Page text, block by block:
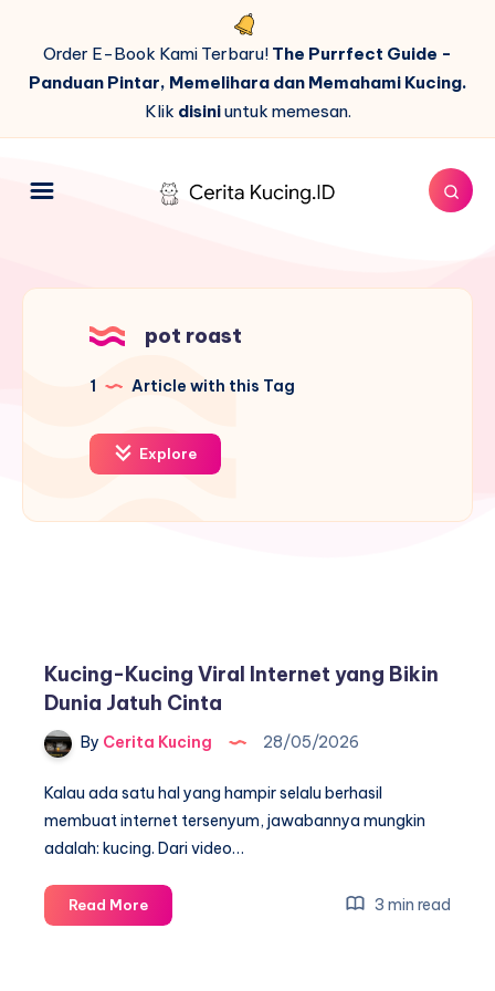
Order E-Book Kami Terbaru! The Purrfect Guide -
Panduan Pintar, Memelihara dan Memahami Kucing.
Klik disiniuntuk memesan.
pot roast
1 Article with this Tag
Explore
Kucing-Kucing Viral Internet yang Bikin
Dunia Jatuh Cinta
By Cerita Kucing 28/05/2026
Kalau ada satu hal yang hampir selalu berhasil
membuat internet tersenyum, jawabannya mungkin
adalah: kucing. Dari video…
Read MoreKucing-
Kucing
3 min read